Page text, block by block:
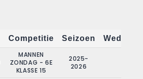
Competitie Seizoen
MANNEN
ZONDAG - 6E
KLASSE 15
2025-
2026